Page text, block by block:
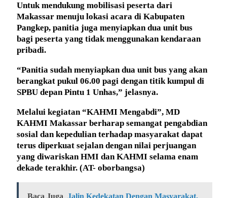
Untuk mendukung mobilisasi peserta dari
Makassar menuju lokasi acara di Kabupaten
Pangkep, panitia juga menyiapkan dua unit bus
bagi peserta yang tidak menggunakan kendaraan
pribadi.
“Panitia sudah menyiapkan dua unit bus yang akan
berangkat pukul 06.00 pagi dengan titik kumpul di
SPBU depan Pintu 1 Unhas,” jelasnya.
Melalui kegiatan “KAHMI Mengabdi”, MD
KAHMI Makassar berharap semangat pengabdian
sosial dan kepedulian terhadap masyarakat dapat
terus diperkuat sejalan dengan nilai perjuangan
yang diwariskan HMI dan KAHMI selama enam
dekade terakhir. (AT- oborbangsa)
Baca Juga Jalin Kedekatan Dengan Masyarakat,